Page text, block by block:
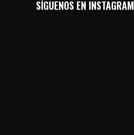
SÍGUENOS EN INSTAGRAM